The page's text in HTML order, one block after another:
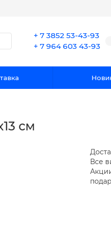
+ 7 3852 53-43-93
+ 7 964 603 43-93
см
Все